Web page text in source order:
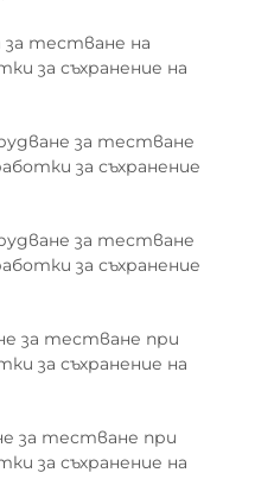
за тестване на
за съхранение на
за тестване
за съхранение
за тестване
за съхранение
за тестване при
за съхранение на
за тестване при
за съхранение на